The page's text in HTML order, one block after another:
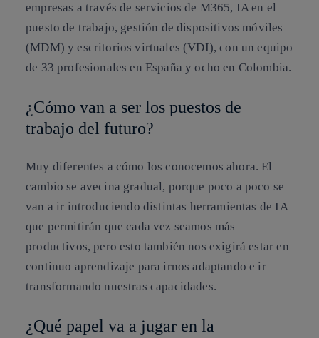
empresas a través de servicios de M365, IA en el
puesto de trabajo, gestión de dispositivos móviles
(MDM) y escritorios virtuales (VDI), con un equipo
de 33 profesionales en España y ocho en Colombia.
¿Cómo van a ser los puestos de
trabajo del futuro?
Muy diferentes a cómo los conocemos ahora. El
cambio se avecina gradual, porque poco a poco se
van a ir introduciendo distintas herramientas de IA
que permitirán que cada vez seamos más
productivos, pero esto también nos exigirá estar en
continuo aprendizaje para irnos adaptando e ir
transformando nuestras capacidades.
¿Qué papel va a jugar en la